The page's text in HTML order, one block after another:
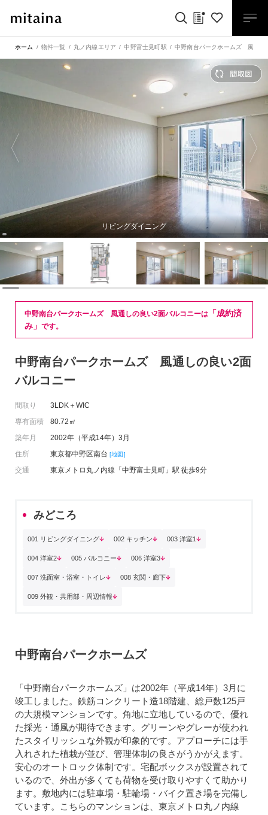
ホーム 物件一覧 丸ノ内線エリア 中野富士見町駅 中野南台パークホームズ 風通し
リビングダイニング
中野南台パークホームズ 風通しの良い2面バルコニーは 「成約済
み」 です。
中野南台パークホームズ 風通しの良い2面
バルコニー
間取り
3LDK＋WIC
専有面積
80.72㎡
築年月
2002年（平成14年）3月
住所
東京都中野区南台 [地図]
交通 東京メトロ丸ノ内線「中野富士見町」駅 徒歩9分
みどころ
001 リビングダイニング 002 キッチン 003 洋室1
004 洋室2 005 バルコニー 006 洋室3
007 洗面室・浴室・トイレ 008 玄関・廊下
009 外観・共用部・周辺情報
中野南台パークホームズ
「中野南台パークホームズ」は2002年（平成14年）3月に
竣工しました。鉄筋コンクリート造18階建、総戸数125戸
の大規模マンションです。角地に立地しているので、優れ
た採光・通風が期待できます。グリーンやグレーが使われ
たスタイリッシュな外観が印象的です。アプローチには手
入れされた植栽が並び、管理体制の良さがうかがえます。
安心のオートロック体制です。宅配ボックスが設置されて
いるので、外出が多くても荷物を受け取りやすくて助かり
ます。敷地内には駐車場・駐輪場・バイク置き場を完備し
ています。こちらのマンションは、東京メトロ丸ノ内線